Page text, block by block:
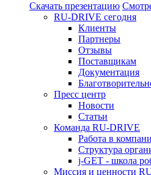
Скачать презентацию
RU-DRIVE сегодня
Клиенты
Партнеры
Отзывы
Поставщикам
Документация
Пресс центр
Новости
Статьи
Команда RU-DRIVE
Работа в
Структура
j-GET - школа
Миссия и ценности